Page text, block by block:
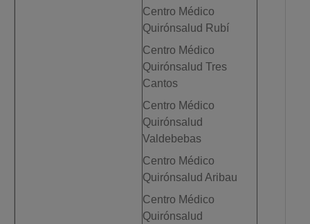
Centro Médico
Quirónsalud Rubí
Centro Médico
Quirónsalud Tres
Cantos
Centro Médico
Quirónsalud
Valdebebas
Centro Médico
Quirónsalud Aribau
Centro Médico
Quirónsalud